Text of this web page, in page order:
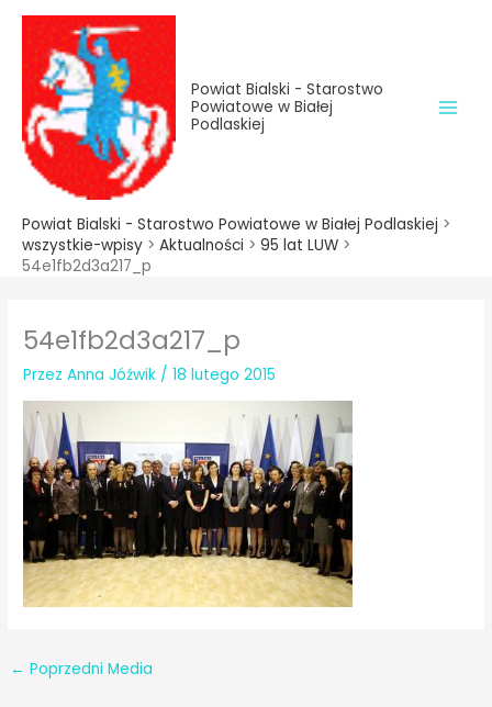
treści
Przejdź
treści
Powiat Bialski - Starostwo
Powiatowe w Białej
Podlaskiej
Powiat Bialski - Starostwo Powiatowe w Białej Podlaskiej >
wszystkie-wpisy > Aktualności > 95 lat LUW >
54e1fb2d3a217_p
54e1fb2d3a217_p
PrzezAnna Jóźwik /18 lutego 2015
← Poprzedni Media